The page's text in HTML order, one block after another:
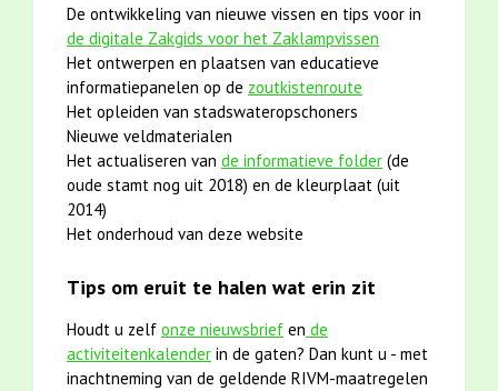
De ontwikkeling van nieuwe vissen en tips voor in
de digitale Zakgids voor het Zaklampvissen
Het ontwerpen en plaatsen van educatieve
informatiepanelen op de zoutkistenroute
Het opleiden van stadswateropschoners
Nieuwe veldmaterialen
Het actualiseren van de informatieve folder (de
oude stamt nog uit 2018) en de kleurplaat (uit
2014)
Het onderhoud van deze website
Tips om eruit te halen wat erin zit
Houdt u zelf onze nieuwsbrief en de
activiteitenkalender in de gaten? Dan kunt u - met
inachtneming van de geldende RIVM-maatregelen